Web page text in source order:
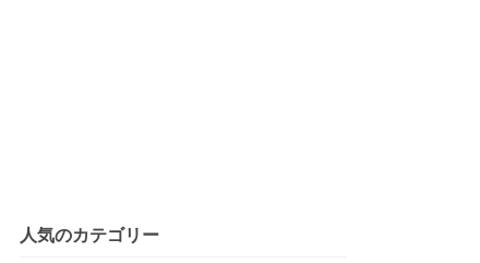
人気のカテゴリー